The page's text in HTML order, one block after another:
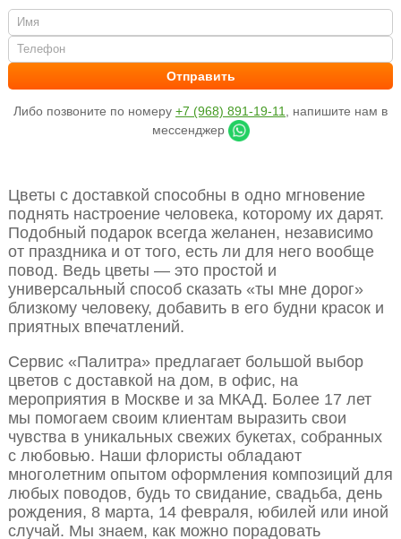
Либо позвоните по номеру +7 (968) 891-19-11
, напишите нам в
мессенджер
Цветы с доставкой способны в одно мгновение
поднять настроение человека, которому их дарят.
Подобный подарок всегда желанен, независимо
от праздника и от того, есть ли для него вообще
повод. Ведь цветы — это простой и
универсальный способ сказать «ты мне дорог»
близкому человеку, добавить в его будни красок и
приятных впечатлений.
Сервис «Палитра» предлагает большой выбор
цветов с доставкой на дом, в офис, на
мероприятия в Москве и за МКАД. Более 17 лет
мы помогаем своим клиентам выразить свои
чувства в уникальных свежих букетах, собранных
с любовью. Наши флористы обладают
многолетним опытом оформления композиций для
любых поводов, будь то свидание, свадьба, день
рождения, 8 марта, 14 февраля, юбилей или иной
случай. Мы знаем, как можно порадовать